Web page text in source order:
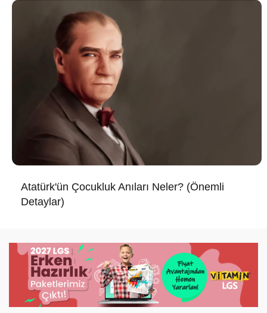
Atatürk'ün Çocukluk Anıları Neler? (Önemli
Detaylar)